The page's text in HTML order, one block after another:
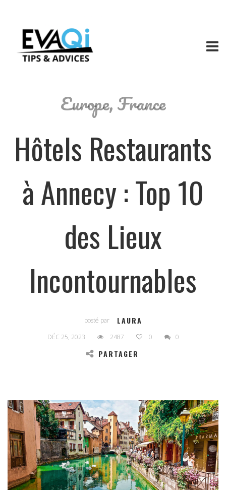
Europe,France
Hôtels Restaurants
à Annecy : Top 10
des Lieux
Incontournables
posté par LAURA
DÉC 25, 2023 2487 0 0
PARTAGER